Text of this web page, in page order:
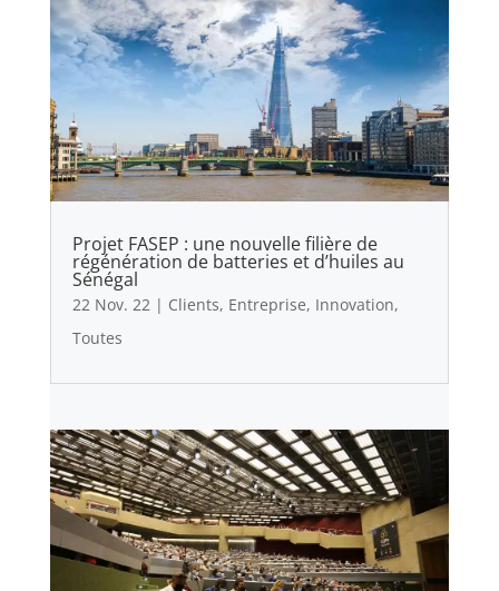
Projet FASEP : une nouvelle filière de
régénération de batteries et d’huiles au
Sénégal
22 Nov. 22 | Clients, Entreprise, Innovation,
Toutes